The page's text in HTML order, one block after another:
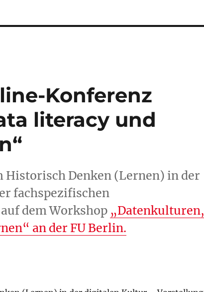
Konferenz
literacy und
Historisch Denken (Lernen) in der
fachspezifischen
dem Workshop „Datenkulturen,
an der FU Berlin.